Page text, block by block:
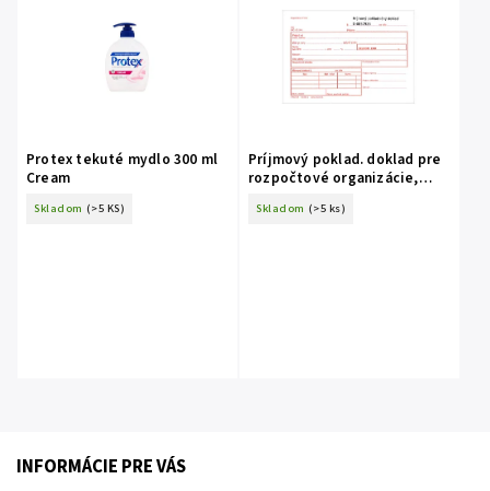
Abecedne
Protex tekuté mydlo 300 ml
Cream
Skladom (>5 KS)
Príjmový poklad. doklad pre
rozpočtové organizácie,
A6
Skladom (>5 ks)
INFORMÁCIE PRE VÁS